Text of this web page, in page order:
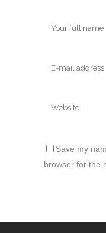
Save my
browser for the